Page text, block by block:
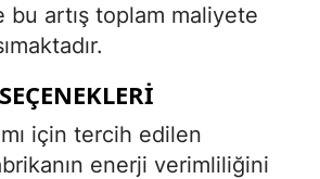
bu artış toplam maliyete
için tercih edilen
enerji verimliliğini